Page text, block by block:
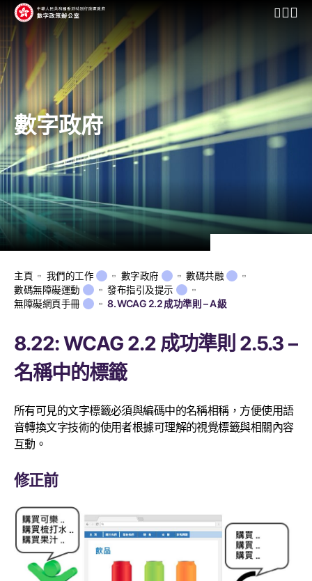
開啟行
數字政府
主頁 我們的工作 數字政府
數碼共融
數碼無障礙運動
發布指引及提示
無障礙網頁手冊
8. WCAG 2.2 成功準則 – A 級
8.22: WCAG 2.2 成功準則 2.5.3 –
名稱中的標籤
所有可見的文字標籤必須與編碼中的名稱相稱，方便使用語
音轉換文字技術的使用者根據可理解的視覺標籤與相關內容
互動。
修正前